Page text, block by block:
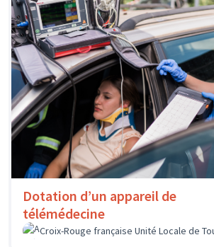
Dotation d’un appareil de
télémédecine
Croix-Rouge française Unité Locale de